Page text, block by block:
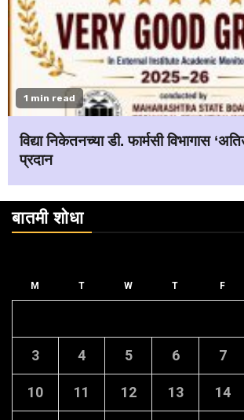
1 min read
विद्या निकेतनच्या डी. फार्मसी विभागास
प्रदान
बातमी शोधा
M T W T F
3 4 5 6 7
10 11 12 13 14